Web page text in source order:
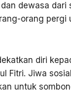
dewasa dari
orang pergi
diri
Fitri. Jiwa
untuk